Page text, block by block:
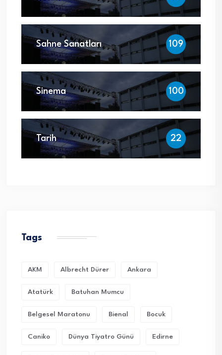
Sahne Sanatları 109
Sinema 100
Tarih 22
Tags
AKM Albrecht Dürer Ankara
Atatürk Batuhan Mumcu
Belgesel Maratonu Bienal Bocuk
Caniko Dünya Tiyatro Günü Edirne